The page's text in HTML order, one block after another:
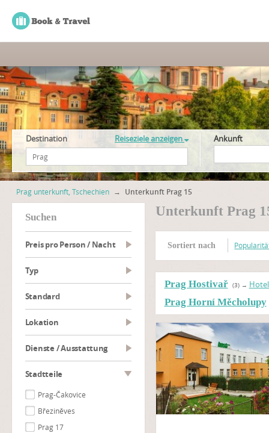
Destination Reiseziele anzeigen Ankunft
Prag unterkunft, Tschechien → Unterkunft Prag 15
suchen
Preis pro Person / Nacht
Typ
Standard
Lokation
Dienste / Ausstattung
Stadtteile
Prag-Čakovice
Březiněves
Prag 17
Unterkunft Prag
Sortiert nach
Prag Hostivař (3)→
Prag Horní Měcholupy